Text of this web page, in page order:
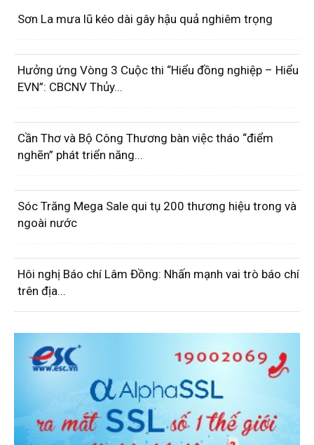
Sơn La mưa lũ kéo dài gây hậu quả nghiêm trọng
Hưởng ứng Vòng 3 Cuộc thi “Hiểu đồng nghiệp – Hiểu
EVN”: CBCNV Thủy...
Cần Thơ và Bộ Công Thương bàn việc tháo “điểm
nghẽn” phát triển năng...
Sóc Trăng Mega Sale qui tụ 200 thương hiệu trong và
ngoài nước
Hôi nghị Báo chí Lâm Đồng: Nhấn mạnh vai trò báo chí
trên địa...